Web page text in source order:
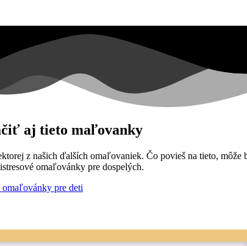
aj tieto maľovanky
z našich ďalších omaľovaniek. Čo povieš na tieto,
omaľovánky pre dospelých.